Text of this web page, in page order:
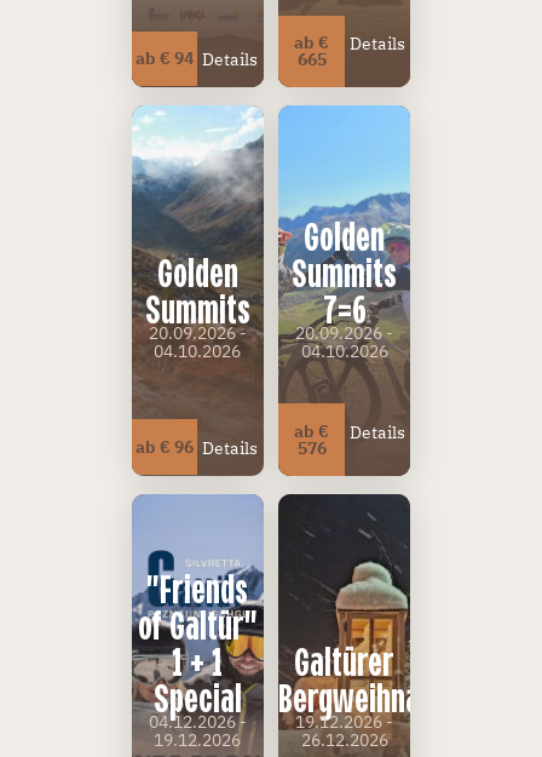
ab € 94 Details
ab €
665
Details
Golden
Summits
20.09.2026 -
04.10.2026
ab € 96 Details
Golden
Summits
7=6
20.09.2026 -
04.10.2026
ab €
576
Details
"Friends
of Galtür"
1 + 1
Special
04.12.2026 -
19.12.2026
Galtürer
Bergweihnacht
19.12.2026 -
26.12.2026